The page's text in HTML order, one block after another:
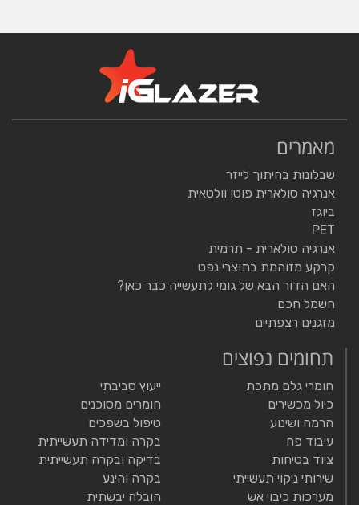
מאמרים
שבלונות בחיתוך לייזר
אנרגיה סולארית פוטו וולטאית
ביוגז
PET
אנרגיה סולארית - תרמית
קרקע מזוהמת בתוצרי נפט
האם הדור הבא של גומי לתעשייה כבר כאן?
חשמל חכם
מזגנים רצפתיים
תחומים נפוצים
חומרי גלם מתכת
כיול מכשירים
הרמה ושינוע
עיבוד פח
ציוד בטיחות
שירותי ניקוי תעשייתי
מערכות כיבוי אש
ייעוץ סביבתי
חומרים מסוכנים
טיפול בשפכים
בקרה ומדידה תעשייתית
בדיקה ובקרה תעשייתית
בקרה והינע
הובלה יבשתית